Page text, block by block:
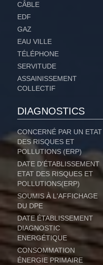
CÂBLE
EDF
GAZ
EAU VILLE
TÉLÉPHONE
SERVITUDE
ASSAINISSEMENT
COLLECTIF
DIAGNOSTICS
CONCERNÉ PAR UN ETAT
DES RISQUES ET
POLLUTIONS (ERP)
DATE D'ÉTABLISSEMENT
ETAT DES RISQUES ET
POLLUTIONS(ERP)
SOUMIS À L'AFFICHAGE
DU DPE
DATE ÉTABLISSEMENT
DIAGNOSTIC
ENERGÉTIQUE
CONSOMMATION
ÉNERGIE PRIMAIRE